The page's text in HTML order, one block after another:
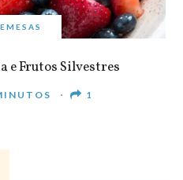
e Frutos Silvestres
1